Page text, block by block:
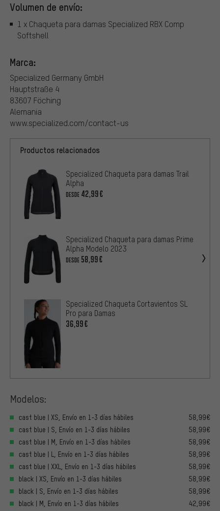
Volumen de envío:
1 x Chaqueta para damas Specialized RBX Comp
Softshell
Marca:
Specialized Germany GmbH
Hauptstraße 4
83607 Föching
Alemania
www.specialized.com/contact-us
Productos relacionados
Specialized Chaqueta para damas Trail
Alpha
DESDE 42,99€
Specialized Chaqueta para damas Prime
Alpha Modelo 2023
DESDE 58,99€
Specialized Chaqueta Cortavientos SL
Pro para Damas
36,99€
Modelos:
cast blue | XS, Envío en 1-3 días hábiles
58,99€
cast blue | S, Envío en 1-3 días hábiles
58,99€
cast blue | M, Envío en 1-3 días hábiles
58,99€
cast blue | L, Envío en 1-3 días hábiles
58,99€
cast blue | XXL, Envío en 1-3 días hábiles
58,99€
black | XS, Envío en 1-3 días hábiles
58,99€
black | S, Envío en 1-3 días hábiles
58,99€
black | M, Envío en 1-3 días hábiles
42,99€